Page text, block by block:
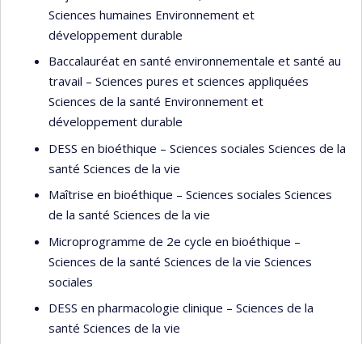
professionnelle et la santé publique. Elle est
coresponsable de l’axe Éthique, gouvernance et
démocratie et chercheuse à l’Observatoire international
sur les impacts sociétaux de l’IA et du numérique (Obvia ),
chercheuse au Centre de recherche en droit public (CRDP
chercheuse en résidence à l'Institut Robert Badinter,
Études et recherches sur le droit et la justice (
membre régulière à l’Institut d’éthique appliquée (IDÉA).
Depuis 2025, elle est chercheuse associée à l’Institut
québécois de réforme du droit et de la justice (IQRDJ) et
membre chercheuse collaboratrice au Centre de recherche
Sciences humaines Environnement et
développement durable
Baccalauréat en santé environnementale et santé au
travail – Sciences pures et sciences appliquées
Sciences de la santé Environnement et
développement durable
DESS en bioéthique – Sciences sociales Sciences de la
santé Sciences de la vie
Maîtrise en bioéthique – Sciences sociales Sciences
de la santé Sciences de la vie
Microprogramme de 2e cycle en bioéthique –
Sciences de la santé Sciences de la vie Sciences
sociales
DESS en pharmacologie clinique – Sciences de la
santé Sciences de la vie